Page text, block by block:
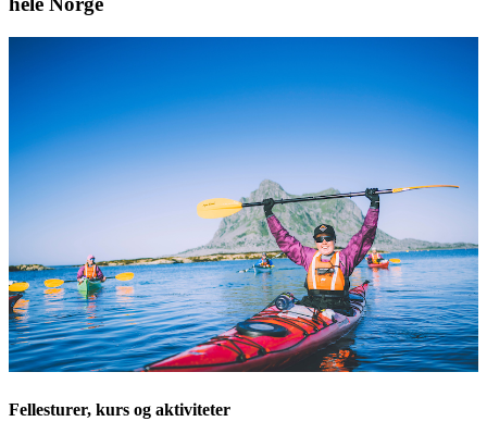
Fellesturer, kurs og aktiviteter